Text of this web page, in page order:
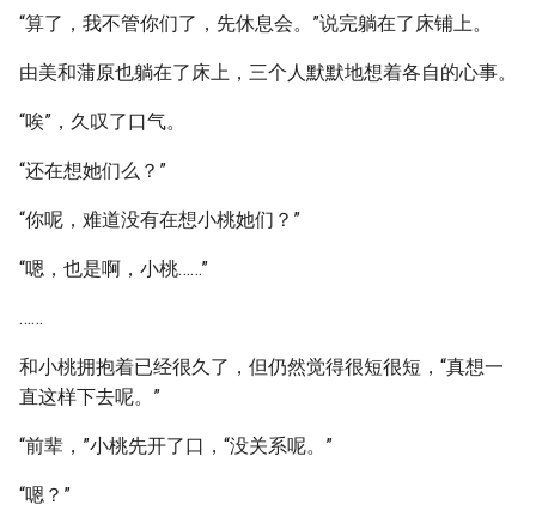
“算了，我不管你们了，先休息会。”说完躺在了床铺上。
由美和蒲原也躺在了床上，三个人默默地想着各自的心事。
“唉”，久叹了口气。
“还在想她们么？”
“你呢，难道没有在想小桃她们？”
“嗯，也是啊，小桃……”
……
和小桃拥抱着已经很久了，但仍然觉得很短很短，“真想一
直这样下去呢。”
“前辈，”小桃先开了口，“没关系呢。”
“嗯？”